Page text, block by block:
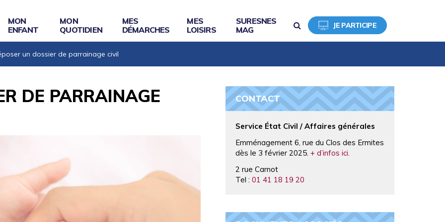
MON
ENFANT
MON
QUOTIDIEN
MES
DÉMARCHES
MES
LOISIRS
SURESNES
MAG
RECHERCHEJE PARTICIPE
un dossier de parrainage civil
DE PARRAINAGE
CONTACT
Service État Civil / Affaires générales
Emménagement 6, rue du Clos des Ermites
dès le 3 février 2025. + d’infos ici.
2 rue Carnot
Tel : 01 41 18 19 20